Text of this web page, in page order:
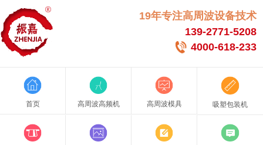
19年专注高周波设备技术
139-2771-5208
4000-618-233
首页 高周波高频机 高周波模具 吸塑包装机